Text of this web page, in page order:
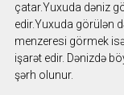
çatar.Yuxuda dəniz
edir.Yuxuda görülən
menzeresi görmek
işarət edir. Dənizdə
şərh olunur.